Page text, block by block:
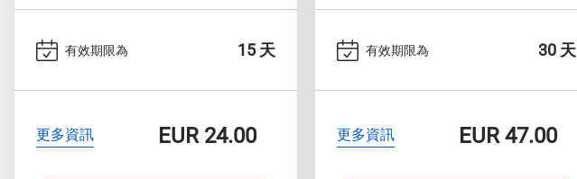
有效期限為 15 天
更多資訊 EUR24.00
有效期限為 30 天
更多資訊 EUR47.00